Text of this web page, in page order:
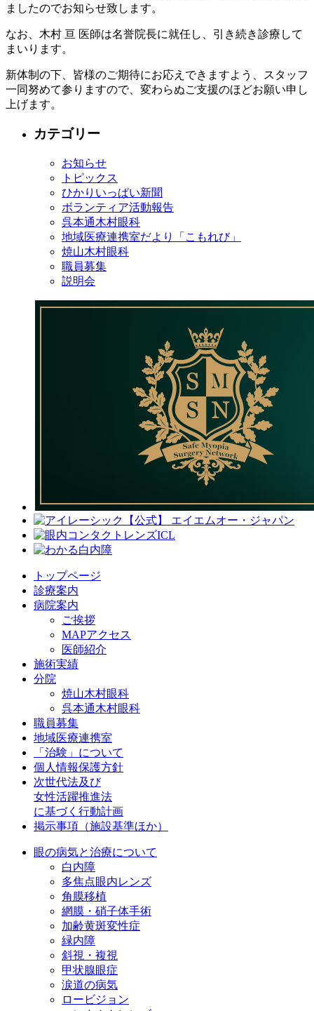
ましたのでお知らせ致します。
なお、木村 亘 医師は名誉院長に就任し、引き続き診療して
まいります。
新体制の下、皆様のご期待にお応えできますよう、スタッフ
一同努めて参りますので、変わらぬご支援のほどお願い申し
上げます。
カテゴリー
お知らせ
トピックス
ひかりいっぱい新聞
ボランティア活動報告
呉本通木村眼科
地域医療連携室だより「こもれび」
焼山木村眼科
職員募集
説明会
トップページ
診療案内
病院案内
ご挨拶
MAPアクセス
医師紹介
施術実績
分院
焼山木村眼科
呉本通木村眼科
職員募集
地域医療連携室
「治験」について
個人情報保護方針
次世代法及び
女性活躍推進法
に基づく行動計画
掲示事項（施設基準ほか）
眼の病気と治療について
白内障
多焦点眼内レンズ
角膜移植
網膜・硝子体手術
加齢黄斑変性症
緑内障
斜視・複視
甲状腺眼症
涙道の病気
ロービジョン